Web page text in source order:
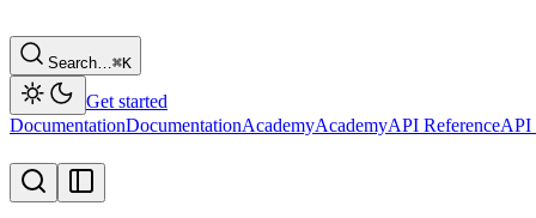
Search…⌘K
Get started
DocumentationDocumentationAcademyAcademyAPI ReferenceAPI